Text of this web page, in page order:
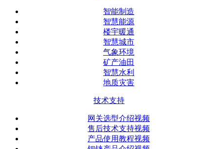
智能制造
智慧能源
楼宇暖通
智慧城市
气象环境
矿产油田
智慧水利
地质灾害
技术支持
网关选型介绍视频
售后技术支持视频
产品使用教程视频